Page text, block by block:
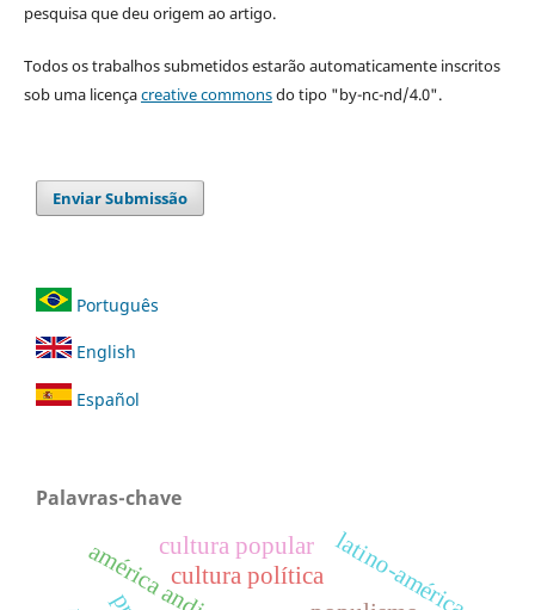
pesquisa que deu origem ao artigo.
Todos os trabalhos submetidos estarão automaticamente inscritos
sob uma licençacreative commonsdo tipo "by-nc-nd/4.0".
Enviar Submissão
Português
English
Español
Palavras-chave
latino-américa
américa andinacultura política
cultura popular